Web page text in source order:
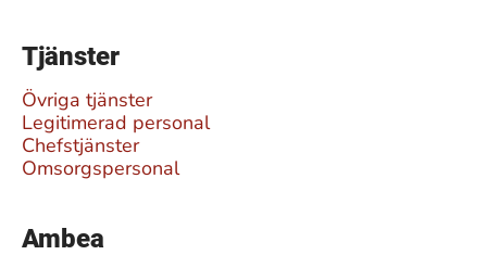
Tjänster
Övriga tjänster
Legitimerad personal
Chefstjänster
Omsorgspersonal
Ambea